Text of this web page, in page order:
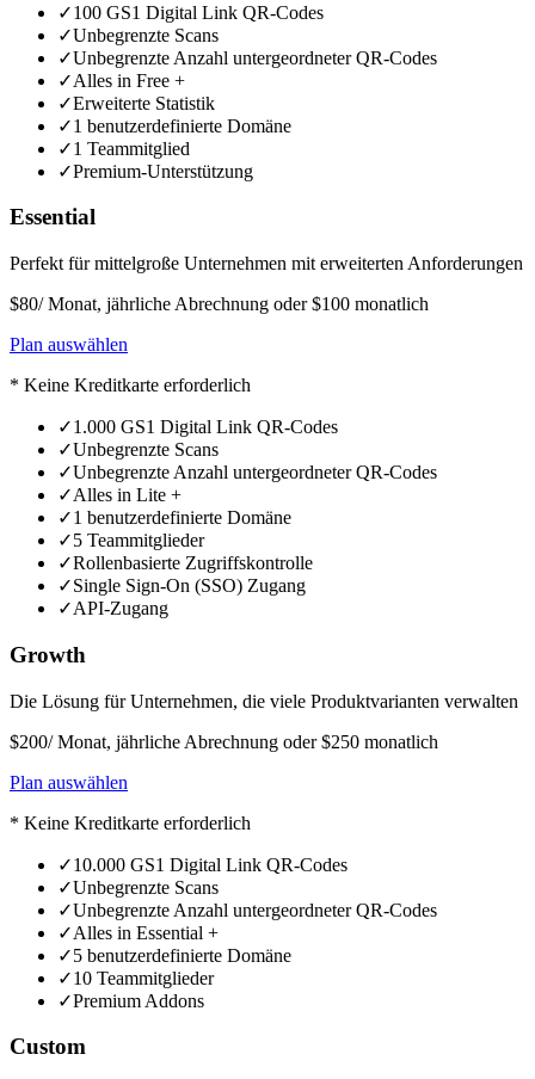
✓100 GS1 Digital Link QR-Codes
✓Unbegrenzte Scans
✓Unbegrenzte Anzahl untergeordneter QR-Codes
✓Alles in Free +
✓Erweiterte Statistik
✓1 benutzerdefinierte Domäne
✓1 Teammitglied
✓Premium-Unterstützung
Essential
Perfekt für mittelgroße Unternehmen mit erweiterten Anforderungen
$80/ Monat, jährliche Abrechnung oder $100 monatlich
Plan auswählen
* Keine Kreditkarte erforderlich
✓1.000 GS1 Digital Link QR-Codes
✓Unbegrenzte Scans
✓Unbegrenzte Anzahl untergeordneter QR-Codes
✓Alles in Lite +
✓1 benutzerdefinierte Domäne
✓5 Teammitglieder
✓Rollenbasierte Zugriffskontrolle
✓Single Sign-On (SSO) Zugang
✓API-Zugang
Growth
Die Lösung für Unternehmen, die viele Produktvarianten verwalten
$200/ Monat, jährliche Abrechnung oder $250 monatlich
Plan auswählen
* Keine Kreditkarte erforderlich
✓10.000 GS1 Digital Link QR-Codes
✓Unbegrenzte Scans
✓Unbegrenzte Anzahl untergeordneter QR-Codes
✓Alles in Essential +
✓5 benutzerdefinierte Domäne
✓10 Teammitglieder
✓Premium Addons
Custom